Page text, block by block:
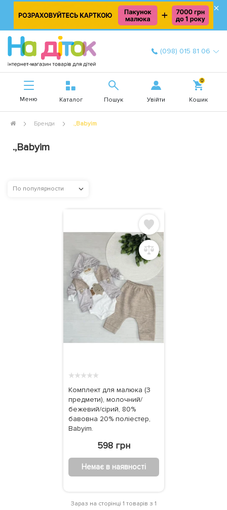
×
(098) 015 81 06
Меню Каталог Пошук Увійти
0
Кошик
Бренди .,Babyim
.,Babyim
По популярности
★★★★★
Комплект для малюка (3
предмети), молочний/
бежевий/сірий, 80%
бавовна 20% поліестер,
Babyim.
598 грн
Немає в наявності
Зараз на сторінці 1 товарів з 1